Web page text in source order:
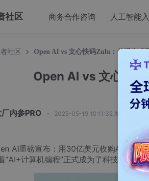
社区 商务合作咨询 人工智能
社区 Open AI vs 文心快码Zulu：代码生成
Open AI vs 文心快
厂内参PRO · 2025-05-19 10:11:32 发布
AI重磅宣布：用30亿美元收购AI编程
“AI+计算机编程”正式成为了科技巨头的